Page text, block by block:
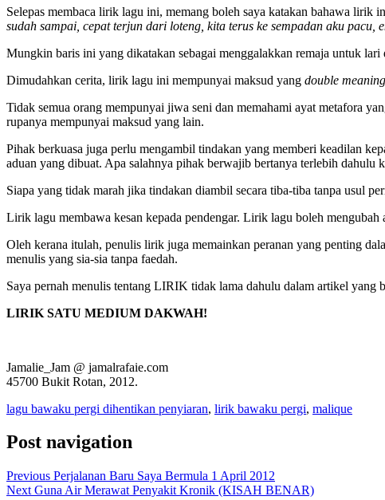
Selepas membaca lirik lagu ini, memang boleh saya katakan bahawa lirik
sudah sampai, cepat terjun dari loteng, kita terus ke sempadan aku pacu,
Mungkin baris ini yang dikatakan sebagai menggalakkan remaja untuk lari
Dimudahkan cerita, lirik lagu ini mempunyai maksud yang double meaning
Tidak semua orang mempunyai jiwa seni dan memahami ayat metafora
rupanya mempunyai maksud yang lain.
Pihak berkuasa juga perlu mengambil tindakan yang memberi keadilan
aduan yang dibuat. Apa salahnya pihak berwajib bertanya terlebih dahulu
Siapa yang tidak marah jika tindakan diambil secara tiba-tiba tanpa usul
Lirik lagu membawa kesan kepada pendengar. Lirik lagu boleh
Oleh kerana itulah, penulis lirik juga memainkan peranan yang penting
menulis yang sia-sia tanpa faedah.
Saya pernah menulis tentang LIRIK tidak lama dahulu dalam artikel yang
LIRIK SATU MEDIUM DAKWAH!
Jamalie_Jam @ jamalrafaie.com
45700 Bukit Rotan, 2012.
lagu bawaku pergi dihentikan penyiaran, lirik bawaku pergi, malique
Post navigation
Previous Perjalanan Baru Saya Bermula 1 April 2012
Next Guna Air Merawat Penyakit Kronik (KISAH BENAR)